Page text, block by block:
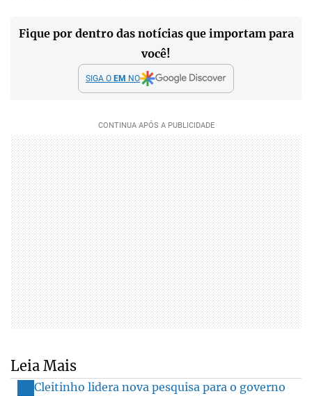
Fique por dentro das notícias que importam para
você!
SIGA O EM NO
Leia Mais
Cleitinho lidera nova pesquisa para o governo